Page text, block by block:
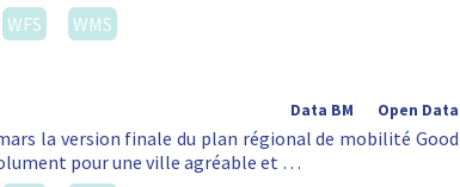
WFS WMS
Open Data
Data BM
la version finale du plan régional de mobilité Good
pour une ville agréable et …